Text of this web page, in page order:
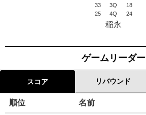
33
3Q
18
25
4Q 24
稲永
ゲームリーダー
スコア リバウンド
順位 名前